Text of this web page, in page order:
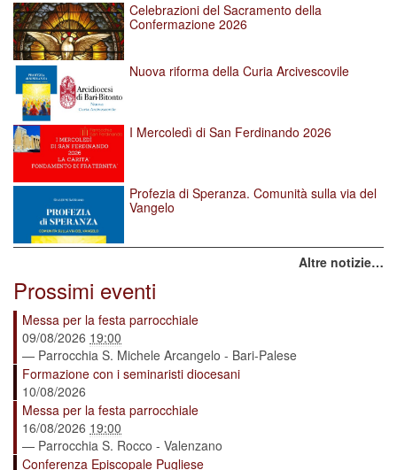
Celebrazioni del Sacramento della
Confermazione 2026
Nuova riforma della Curia Arcivescovile
I Mercoledì di San Ferdinando 2026
Profezia di Speranza. Comunità sulla via del
Vangelo
Altre notizie…
Prossimi eventi
Messa per la festa parrocchiale
09/08/2026 19:00
— Parrocchia S. Michele Arcangelo - Bari-Palese
Formazione con i seminaristi diocesani
10/08/2026
Messa per la festa parrocchiale
16/08/2026 19:00
— Parrocchia S. Rocco - Valenzano
Conferenza Episcopale Pugliese